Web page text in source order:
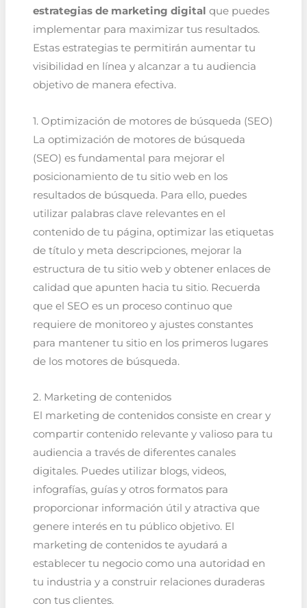
estrategias de marketing digital que puedes
implementar para maximizar tus resultados.
Estas estrategias te permitirán aumentar tu
visibilidad en línea y alcanzar a tu audiencia
objetivo de manera efectiva.
1. Optimización de motores de búsqueda (SEO)
La optimización de motores de búsqueda
(SEO) es fundamental para mejorar el
posicionamiento de tu sitio web en los
resultados de búsqueda. Para ello, puedes
utilizar palabras clave relevantes en el
contenido de tu página, optimizar las etiquetas
de título y meta descripciones, mejorar la
estructura de tu sitio web y obtener enlaces de
calidad que apunten hacia tu sitio. Recuerda
que el SEO es un proceso continuo que
requiere de monitoreo y ajustes constantes
para mantener tu sitio en los primeros lugares
de los motores de búsqueda.
2. Marketing de contenidos
El marketing de contenidos consiste en crear y
compartir contenido relevante y valioso para tu
audiencia a través de diferentes canales
digitales. Puedes utilizar blogs, videos,
infografías, guías y otros formatos para
proporcionar información útil y atractiva que
genere interés en tu público objetivo. El
marketing de contenidos te ayudará a
establecer tu negocio como una autoridad en
tu industria y a construir relaciones duraderas
con tus clientes.